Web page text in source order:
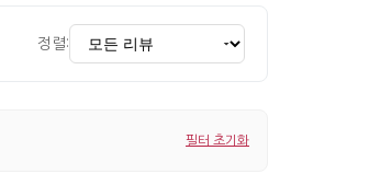
정렬:
필터 초기화